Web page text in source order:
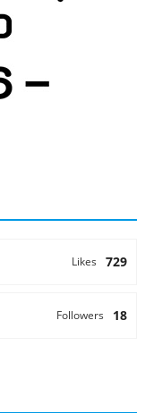
729
Likes
18
Followers